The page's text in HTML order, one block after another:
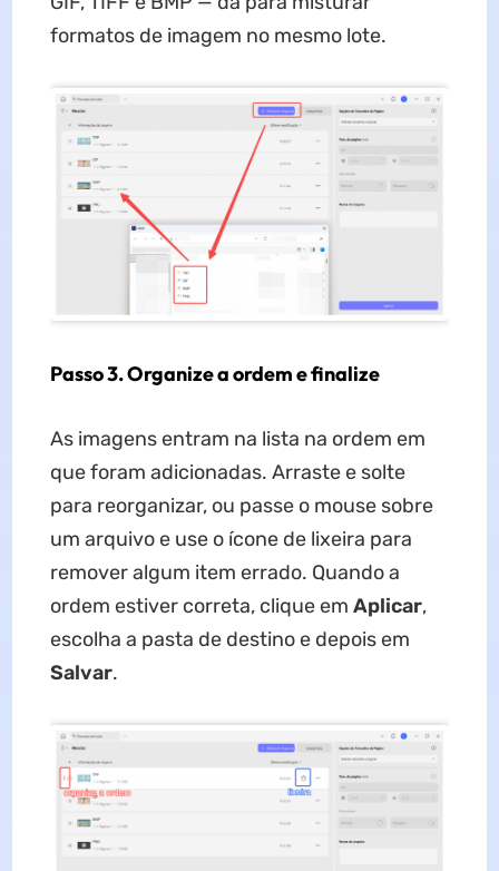
formatos de imagem no mesmo lote.
Passo 3. Organize a ordem e finalize
As imagens entram na lista na ordem em
que foram adicionadas. Arraste e solte
para reorganizar, ou passe o mouse sobre
um arquivo e use o ícone de lixeira para
remover algum item errado. Quando a
ordem estiver correta, clique em Aplicar,
escolha a pasta de destino e depois em
Salvar.